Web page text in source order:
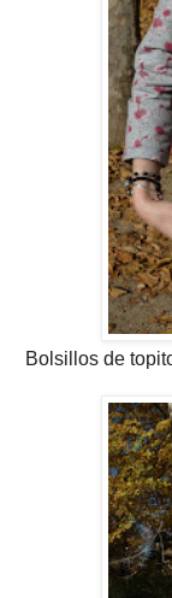
Bolsillos de